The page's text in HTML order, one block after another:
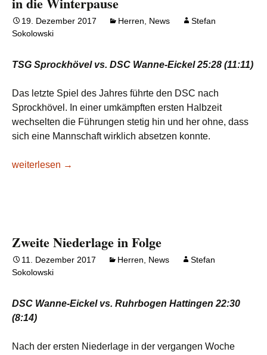
19. Dezember 2017 Herren News
Stefan
Sokolowski
TSG Sprockhövel vs. DSC Wanne-Eickel 25:28 (11:11)
Das letzte Spiel des Jahres führte den DSC nach
Sprockhövel. In einer umkämpften ersten Halbzeit
wechselten die Führungen stetig hin und her ohne, dass
sich eine Mannschaft wirklich absetzen konnte.
DSC verabschiedet sich mit Auswärtssieg in die
weiterlesen →
Zweite Niederlage in Folge
11. Dezember 2017 Herren News
Stefan
Sokolowski
DSC Wanne-Eickel vs. Ruhrbogen Hattingen 22:30
(8:14)
Nach der ersten Niederlage in der vergangen Woche